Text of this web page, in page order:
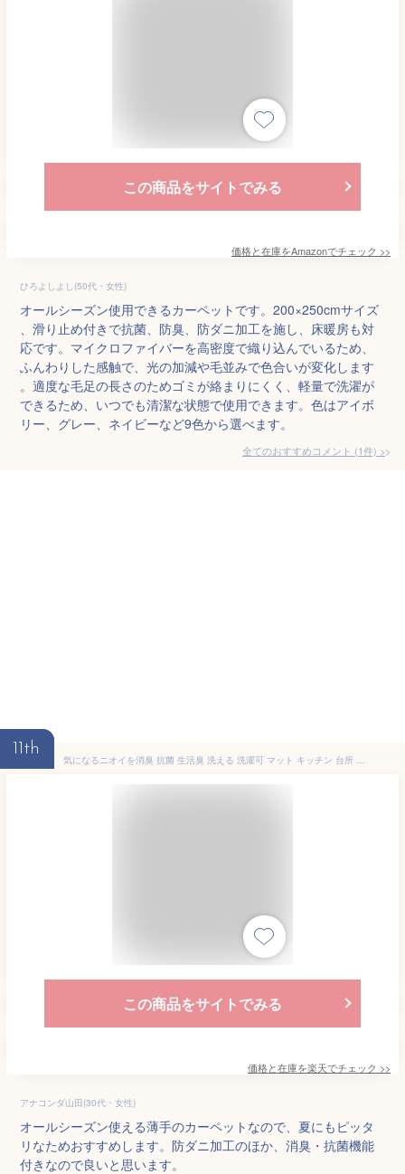
この商品をサイトでみる
価格と在庫をAmazonでチェック >>
ひろよしよし(50代・女性)
オールシーズン使用できるカーペットです。200×250cmサイズ
、滑り止め付きで抗菌、防臭、防ダニ加工を施し、床暖房も対
応です。マイクロファイバーを高密度で織り込んでいるため、
ふんわりした感触で、光の加減や毛並みで色合いが変化します
。適度な毛足の長さのためゴミが絡まりにくく、軽量で洗濯が
できるため、いつでも清潔な状態で使用できます。色はアイボ
リー、グレー、ネイビーなど9色から選べます。
全てのおすすめコメント (1件) >
11th
気になるニオイを消臭 抗菌 生活臭 洗える 洗濯可 マット キッチン 台所 60×180 防ダニ カーペット 日本製 滑り止め 遊び毛防止 ブロック調 長方形 北欧 ベッドサイド ラグマット 春夏秋冬用 プラック【aw】
この商品をサイトでみる
価格と在庫を楽天でチェック >>
アナコンダ山田(30代・女性)
オールシーズン使える薄手のカーペットなので、夏にもピッタ
リなためおすすめします。防ダニ加工のほか、消臭・抗菌機能
付きなので良いと思います。